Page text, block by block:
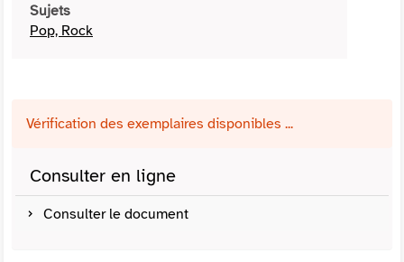
Sujets
Pop, Rock
Vérification des exemplaires disponibles ...
Consulter en ligne
Consulter le document